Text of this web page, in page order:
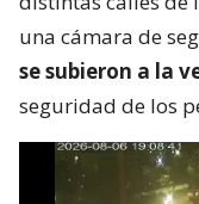
una cámara de
se subieron a la
seguridad de los